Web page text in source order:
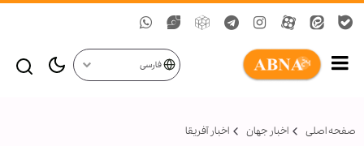
فارسی
صفحه اصلی اخبار جهان اخبار آفریقا